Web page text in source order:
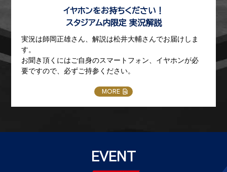
イヤホンをお持ちください！
スタジアム内限定 実況解説
実況は師岡正雄さん、解説は松井大輔さんでお届けしま
す。
お聞き頂くにはご自身のスマートフォン、イヤホンが必
要ですので、必ずご持参ください。
MORE
EVENT